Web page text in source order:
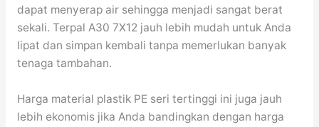
dapat menyerap air sehingga menjadi sangat berat
sekali. Terpal A30 7X12 jauh lebih mudah untuk Anda
lipat dan simpan kembali tanpa memerlukan banyak
tenaga tambahan.
Harga material plastik PE seri tertinggi ini juga jauh
lebih ekonomis jika Anda bandingkan dengan harga